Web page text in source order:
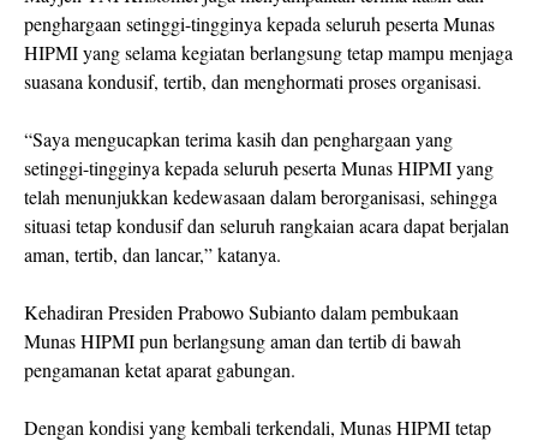
penghargaan setinggi-tingginya kepada seluruh peserta Munas
HIPMI yang selama kegiatan berlangsung tetap mampu menjaga
suasana kondusif, tertib, dan menghormati proses organisasi.
“Saya mengucapkan terima kasih dan penghargaan yang
setinggi-tingginya kepada seluruh peserta Munas HIPMI yang
telah menunjukkan kedewasaan dalam berorganisasi, sehingga
situasi tetap kondusif dan seluruh rangkaian acara dapat berjalan
aman, tertib, dan lancar,” katanya.
Kehadiran Presiden Prabowo Subianto dalam pembukaan
Munas HIPMI pun berlangsung aman dan tertib di bawah
pengamanan ketat aparat gabungan.
Dengan kondisi yang kembali terkendali, Munas HIPMI tetap